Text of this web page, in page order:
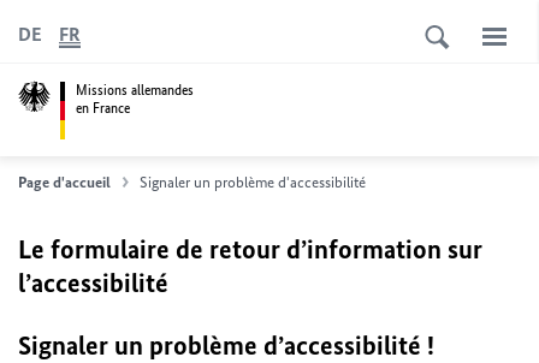
Missions allemandes
en France
DE FR
Page d'accueil Signaler un problème d'accessibilité
Le formulaire de retour d’information sur
l’accessibilité
Signaler un problème d’accessibilité !